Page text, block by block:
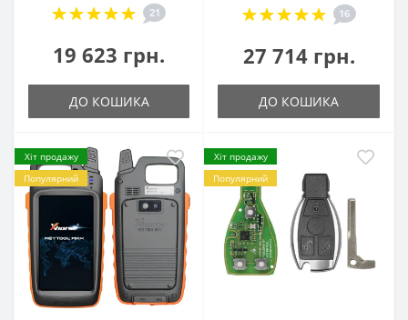
21
19 623 грн.
ДО КОШИКА
16
27 714 грн.
ДО КОШИКА
Хіт продажу
Популярний
Хіт продажу
Популярний